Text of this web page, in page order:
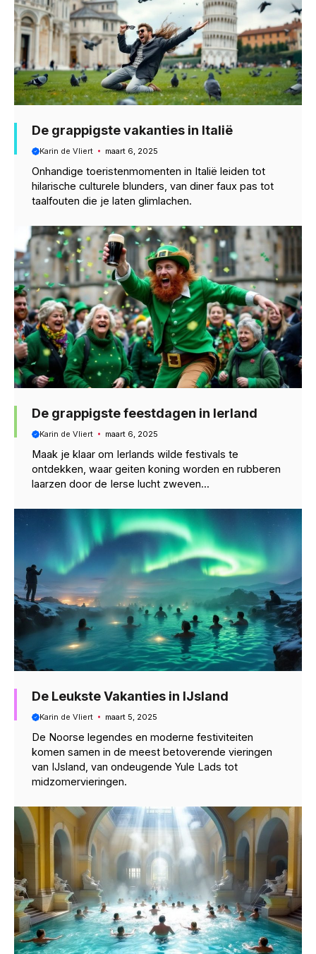
De grappigste vakanties in Italië
Karin de Vliert maart 6, 2025
Onhandige toeristenmomenten in Italië leiden tot
hilarische culturele blunders, van diner faux pas tot
taalfouten die je laten glimlachen.
De grappigste feestdagen in Ierland
Karin de Vliert maart 6, 2025
Maak je klaar om Ierlands wilde festivals te
ontdekken, waar geiten koning worden en rubberen
laarzen door de Ierse lucht zweven...
De Leukste Vakanties in IJsland
Karin de Vliert maart 5, 2025
De Noorse legendes en moderne festiviteiten
komen samen in de meest betoverende vieringen
van IJsland, van ondeugende Yule Lads tot
midzomervieringen.